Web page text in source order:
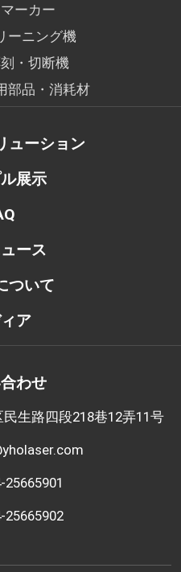
ーカー
ーニング機
・切断機
部品・消耗材
ューション
展示
ース
ついて
ア
わせ
生路四段218巷12弄11号
25665901
25665902